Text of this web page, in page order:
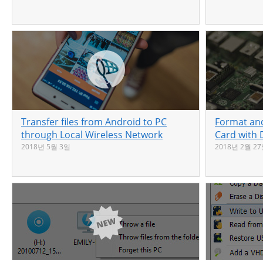
Transfer files from Android to PC
through Local Wireless Network
2018년 5월 3일
Format
Card with
2018년 2월 27